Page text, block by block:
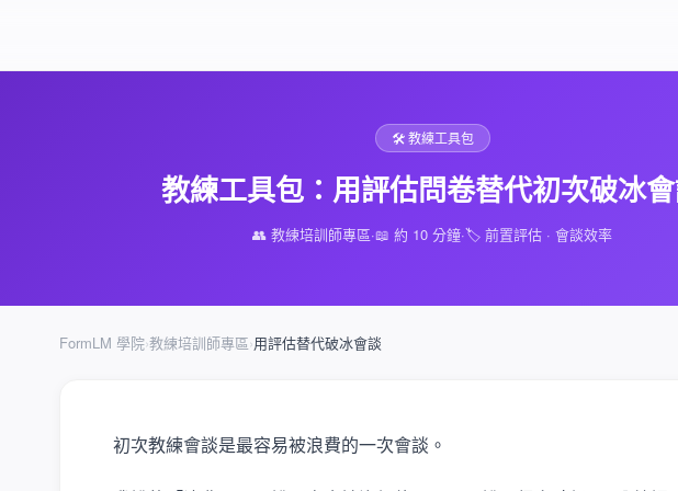
🛠️ 教練工具包
教練工具包：用評估問卷替代初次破冰
👥 教練培訓師專區·📖 約 10 分鐘·🏷️ 前置評估 · 會談效率
FormLM 學院›教練培訓師專區›用評估替代破冰會談
初次教練會談是最容易被浪費的一次會談。